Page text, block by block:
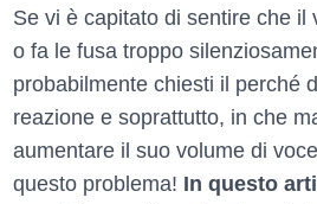
Se vi è capitato di sentire che il
o fa le fusa troppo
probabilmente chiesti il perché
reazione e soprattutto, in che
aumentare il suo volume di
questo problema! In questo